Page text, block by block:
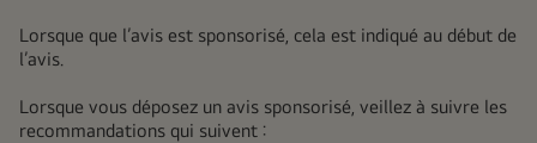
Lorsque que l’avis est sponsorisé, cela est indiqué au début de
l’avis.
Lorsque vous déposez un avis sponsorisé, veillez à suivre les
recommandations qui suivent :